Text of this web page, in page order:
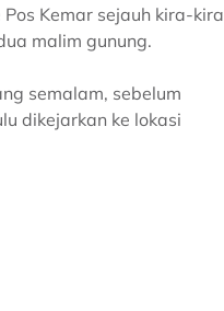
Kemar sejauh kira-kira
malim gunung.
semalam, sebelum
dikejarkan ke lokasi